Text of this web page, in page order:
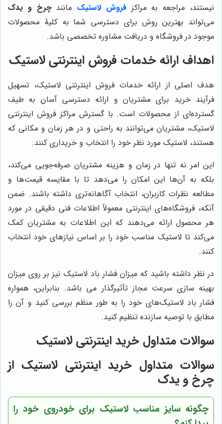
نیستند، مراجعه به مراکزفروش لاستیک مانندچرخ و یدک
می‌تواند بهترین روش برای دسترسی شما به کلیۀ محصولات
موجود در فروشگاه و دریافت مشاوره تخصصی باشد.
اهداف ارائه خدمات فروش اینترنتی لاستیک
هدف اصلی از ارائه خدمات فروش اینترنتی لاستیک، تسهیل
فرآیند خرید برای مشتریان و ارائه دسترسی آسان به طیف
گسترده‌ای از محصولات است. با گسترش مراکز فروش اینترنتی
لاستیک، مشتریان می‌توانند به راحتی و در هر زمان و مکانی که
هستند، لاستیک مورد نظر خود را انتخاب و خریداری کنند.
این امر نه تنها در زمان و هزینه مشتریان صرفه‌جویی می‌کند،
بلکه به آن‌ها این امکان را می‌دهد تا با مقایسه قیمت‌ها و
مطالعه نظرات کاربران، انتخاب آگاهانه‌تری داشته باشند. ضمن
آنکه، فروشگاه‌های اینترنتی معمولاً اطلاعات فنی دقیقی در مورد
هر محصول ارائه می‌دهند که این اطلاعات به مشتریان کمک
می‌کند تا لاستیک مناسب خود را بر اساس نیازهای خود انتخاب
کنند.
در نظر داشته باشید که میزان فشار باد لاستیک نیز بر روی میزان
بهینه سازی سرعت مجاز تأثیرگذار می باشد. بنابراین، همواره
فشار باد لاستیک‌های خود را به طور منظم بررسی کنید و آن را
مطابق با توصیه سازنده تنظیم کنید.
سوالات متداول خرید اینترنتی لاستیک
سوالات متداول خرید اینترنتی لاستیک از
چرخ و یدک
چگونه سایز مناسب لاستیک برای خودروی خود را